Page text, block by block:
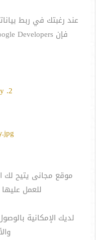
عند رغبتك في ربط
فإن Google Developers هى الاداة المناسبة.
2. Easel.ly
موقع مجانى يتيح لك
للعمل
لديك الإمكانية